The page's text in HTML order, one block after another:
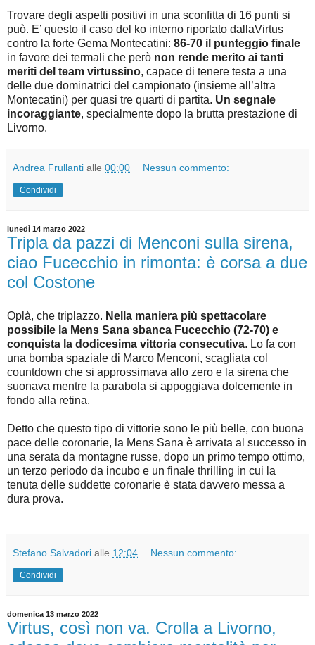
Trovare degli aspetti positivi in una sconfitta di 16 punti si
può. E’ questo il caso del ko interno riportato dallaVirtus
contro la forte Gema Montecatini: 86-70 il punteggio finale
in favore dei termali che però non rende merito ai tanti
meriti del team virtussino, capace di tenere testa a una
delle due dominatrici del campionato (insieme all’altra
Montecatini) per quasi tre quarti di partita. Un segnale
incoraggiante, specialmente dopo la brutta prestazione di
Livorno.
Andrea Frullanti alle 00:00 Nessun commento:
Condividi
lunedì 14 marzo 2022
Tripla da pazzi di Menconi sulla sirena,
ciao Fucecchio in rimonta: è corsa a due
col Costone
Oplà, che triplazzo. Nella maniera più spettacolare
possibile la Mens Sana sbanca Fucecchio (72-70) e
conquista la dodicesima vittoria consecutiva. Lo fa con
una bomba spaziale di Marco Menconi, scagliata col
countdown che si approssimava allo zero e la sirena che
suonava mentre la parabola si appoggiava dolcemente in
fondo alla retina.
Detto che questo tipo di vittorie sono le più belle, con buona
pace delle coronarie, la Mens Sana è arrivata al successo in
una serata da montagne russe, dopo un primo tempo ottimo,
un terzo periodo da incubo e un finale thrilling in cui la
tenuta delle suddette coronarie è stata davvero messa a
dura prova.
Stefano Salvadori alle 12:04 Nessun commento:
Condividi
domenica 13 marzo 2022
Virtus, così non va. Crolla a Livorno,